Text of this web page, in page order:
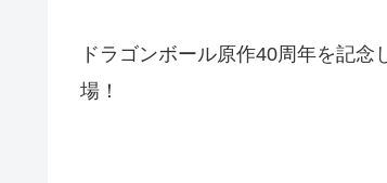
ドラゴンボール原作40周年を記
場！